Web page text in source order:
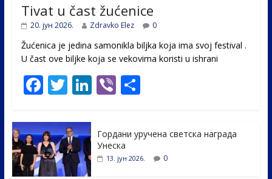
Tivat u čast žućenice
20. јун 2026. Zdravko Elez 0
Žućenica je jedina samonikla biljka koja ima svoj festival .
U čast ovе biljke koja se vekovima koristi u ishrani
F
e
b
o
T
itt
er
Li
e
dI
Vi S
e
Гордани уручена светска награда
Унеска
13. јун 2026. 0